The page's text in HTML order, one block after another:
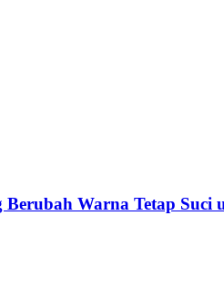
Warna Tetap Suci